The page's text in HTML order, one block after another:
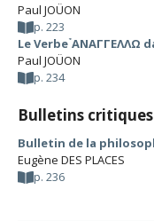
Paul JOÜON
p. 223
Le Verbe ̉ΑΝΑΓΓΕΛΛΩ
Paul JOÜON
p. 234
Bulletins critiques
Bulletin de la
Eugène DES PLACES
p. 236